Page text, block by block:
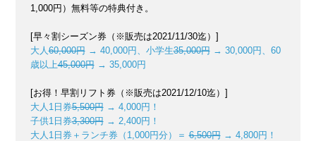
1,000円）無料等の特典付き。
[早々割シーズン券（※販売は2021/11/30迄）]
大人60,000円→ 40,000円、小学生35,000円→ 30,000円、60
歳以上45,000円→ 35,000円
[お得！早割リフト券（※販売は2021/12/10迄）]
大人1日券5,500円→ 4,000円！
子供1日券3,300円→ 2,400円！
大人1日券＋ランチ券（1,000円分）＝6,500円→ 4,800円！